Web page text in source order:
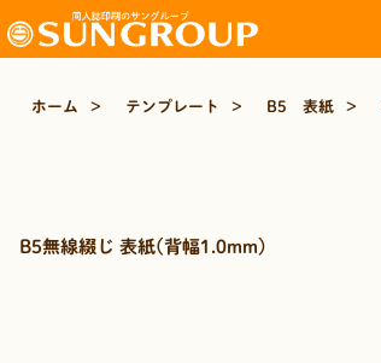
ホーム > テンプレート > B5 表紙 >
B5無線綴じ 表紙(背幅1.0mm)